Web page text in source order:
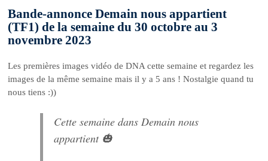
Bande-annonce Demain nous appartient
(TF1) de la semaine du 30 octobre au 3
novembre 2023
Les premières images vidéo de DNA cette semaine et regardez les
images de la même semaine mais il y a 5 ans ! Nostalgie quand tu
nous tiens :))
Cette semaine dans Demain nous
appartient 🎃